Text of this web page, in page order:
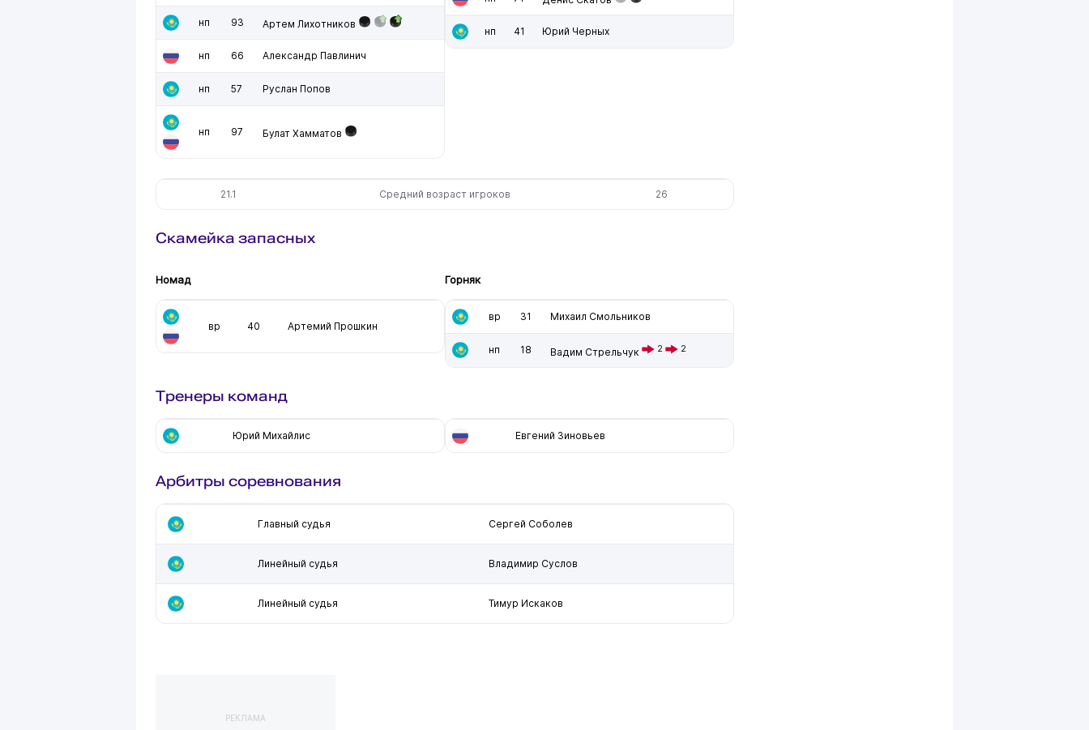
нп 93 Артем Лихотников
нп 66 Александр Павлинич
нп 57 Руслан Попов
нп 97 Булат Хамматов
нп 41 Юрий Черных
21.1 Средний возраст игроков 26
Скамейка запасных
Номад
вр 40 Артемий Прошкин
Горняк
вр 31 Михаил Смольников
нп 18 Вадим Стрельчук 2 2
Тренеры команд
Юрий Михайлис Евгений Зиновьев
Арбитры соревнования
Главный судья Сергей Соболев
Линейный судья Владимир Суслов
Линейный судья Тимур Искаков
РЕКЛАМА